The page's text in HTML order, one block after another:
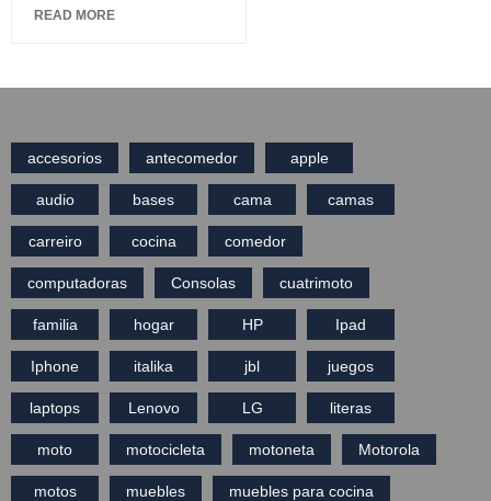
READ MORE
accesorios antecomedor apple
audio bases cama camas
carreiro cocina comedor
computadoras Consolas cuatrimoto
familia hogar HP Ipad
Iphone italika jbl juegos
laptops Lenovo LG literas
moto motocicleta motoneta Motorola
motos muebles muebles para cocina